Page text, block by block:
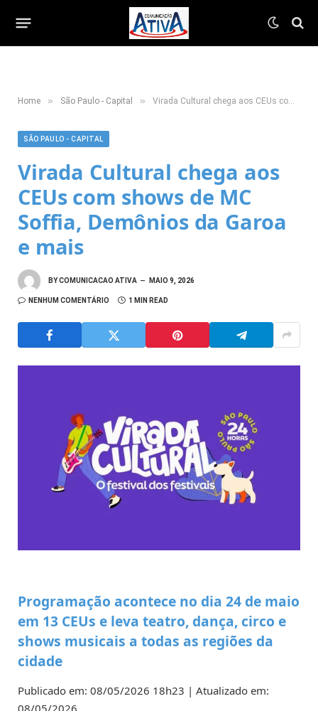
Home » São Paulo - Capital » Virada Cultural chega aos CEUs com shows de MC Soffia, Demônios da Garoa e mais
SÃO PAULO - CAPITAL
Virada Cultural chega aos
CEUs com shows de MC
Soffia, Demônios da Garoa
e mais
BYCOMUNICACAO ATIVA MAIO 9, 2026
NENHUM COMENTÁRIO 1 MIN READ
Programação acontece no dia 24 de maio
em 13 CEUs e leva teatro, dança, circo e
shows musicais a todas as regiões da
cidade
Publicado em: 08/05/2026 18h23 | Atualizado em:
08/05/2026